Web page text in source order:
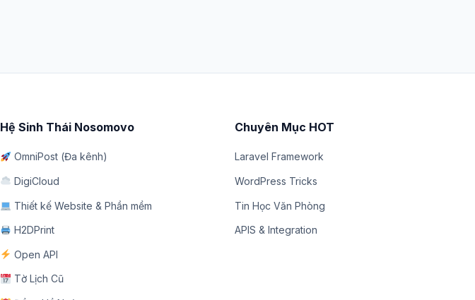
Hệ Sinh Thái Nosomovo
OmniPost (Đa kênh)
DigiCloud
Thiết kế Website & Phần mềm
H2DPrint
Open API
Tờ Lịch Cũ
Chuyên Mục HOT
Laravel Framework
WordPress Tricks
Tin Học Văn Phòng
APIS & Integration